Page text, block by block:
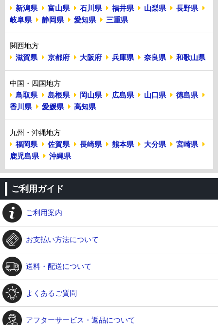
新潟県
富山県 石川県 福井県 山梨県
長野県
岐阜県
静岡県 愛知県 三重県
関西地方
滋賀県
京都府 大阪府 兵庫県 奈良県 和歌山県
中国・四国地方
鳥取県
島根県 岡山県 広島県 山口県
徳島県
香川県
愛媛県 高知県
九州・沖縄地方
福岡県
佐賀県 長崎県 熊本県 大分県
宮崎県
鹿児島県
沖縄県
ご利用ガイド
ご利用案内
お支払い方法について
送料・配送について
よくあるご質問
アフターサービス・返品について